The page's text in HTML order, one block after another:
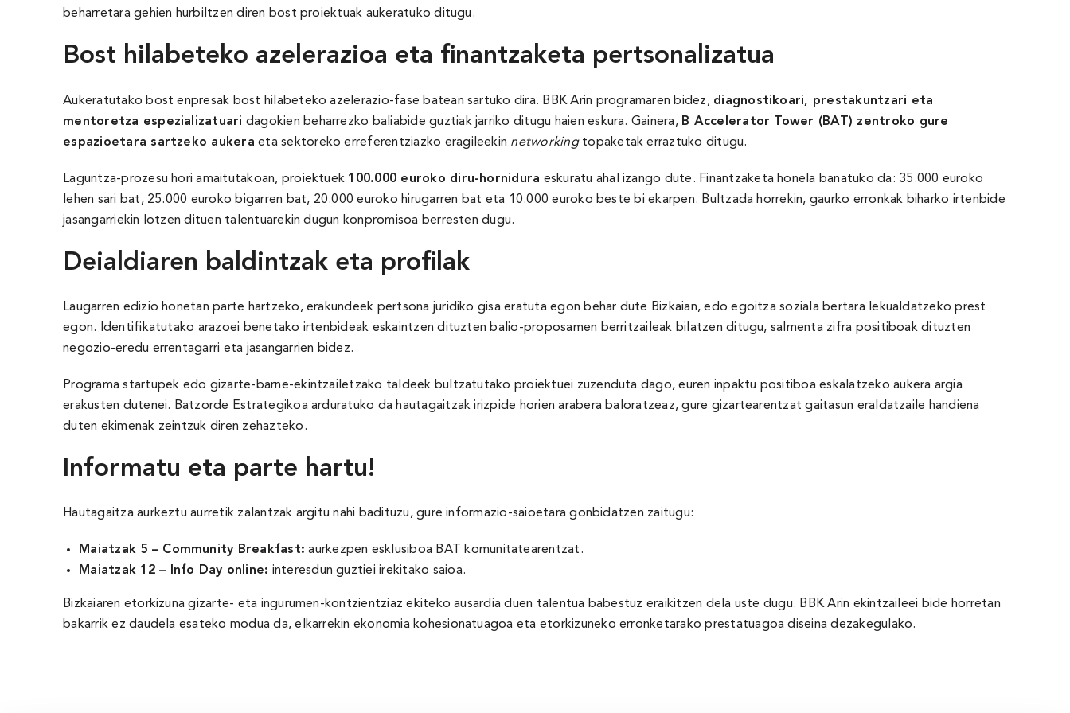
beharretara gehien hurbiltzen diren bost proiektuak aukeratuko ditugu.
Bost hilabeteko azelerazioa eta finantzaketa pertsonalizatua
Aukeratutako bost enpresak bost hilabeteko azelerazio-fase batean sartuko dira. BBK Arin programaren bidez, diagnostikoari, prestakuntzari eta
mentoretza espezializatuari dagokien beharrezko baliabide guztiak jarriko ditugu haien eskura. Gainera, B Accelerator Tower (BAT) zentroko gure
espazioetara sartzeko aukera eta sektoreko erreferentziazko eragileekin networkingtopaketak erraztuko ditugu.
Laguntza-prozesu hori amaitutakoan, proiektuek 100.000 euroko diru-hornidura eskuratu ahal izango dute. Finantzaketa honela banatuko da: 35.000 euroko
lehen sari bat, 25.000 euroko bigarren bat, 20.000 euroko hirugarren bat eta 10.000 euroko beste bi ekarpen. Bultzada horrekin, gaurko erronkak biharko irtenbide
jasangarriekin lotzen dituen talentuarekin dugun konpromisoa berresten dugu.
Deialdiaren baldintzak eta profilak
Laugarren edizio honetan parte hartzeko, erakundeek pertsona juridiko gisa eratuta egon behar dute Bizkaian, edo egoitza soziala bertara lekualdatzeko prest
egon. Identifikatutako arazoei benetako irtenbideak eskaintzen dituzten balio-proposamen berritzaileak bilatzen ditugu, salmenta zifra positiboak dituzten
negozio-eredu errentagarri eta jasangarrien bidez.
Programa startupek edo gizarte-barne-ekintzailetzako taldeek bultzatutako proiektuei zuzenduta dago, euren inpaktu positiboa eskalatzeko aukera argia
erakusten dutenei. Batzorde Estrategikoa arduratuko da hautagaitzak irizpide horien arabera baloratzeaz, gure gizartearentzat gaitasun eraldatzaile handiena
duten ekimenak zeintzuk diren zehazteko.
Informatu eta parte hartu!
Hautagaitza aurkeztu aurretik zalantzak argitu nahi badituzu, gure informazio-saioetara gonbidatzen zaitugu:
Maiatzak 5 – Community Breakfast: aurkezpen esklusiboa BAT komunitatearentzat.
Maiatzak 12 – Info Day online: interesdun guztiei irekitako saioa.
Bizkaiaren etorkizuna gizarte- eta ingurumen-kontzientziaz ekiteko ausardia duen talentua babestuz eraikitzen dela uste dugu. BBK Arin ekintzaileei bide horretan
bakarrik ez daudela esateko modua da, elkarrekin ekonomia kohesionatuagoa eta etorkizuneko erronketarako prestatuagoa diseina dezakegulako.